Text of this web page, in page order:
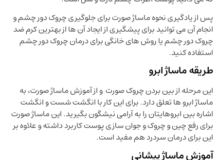
پس از یادگیری نحوه ماساژ صورت برای جلوگیری چروک دور چشم و
انجام آن می توانید برای پیشگیری از ایجاد آن ها از بهترین کرم ضد
چروک دور چشم یا روش های خانگی برای درمان چروک دور چشم
استفاده کنید.
طریقه ماساژ ابرو
این مرحله از بین بردن چروک صورت و از آموزش ماساژ صورت، به
ماساژ ابرو ها تعلق دارد. برای این کار با انگشت شست و انگشت
اشاره بین ابروهایتان را به آرامی نیشگون بگیرید. این ماساژ صورت
برای رفع چین و چروک و جوان سازی پوست کاربرد داشته و علاوه بر
این برای درمان سردرد هم مفید است.
آموزش ماساژ پیشانی